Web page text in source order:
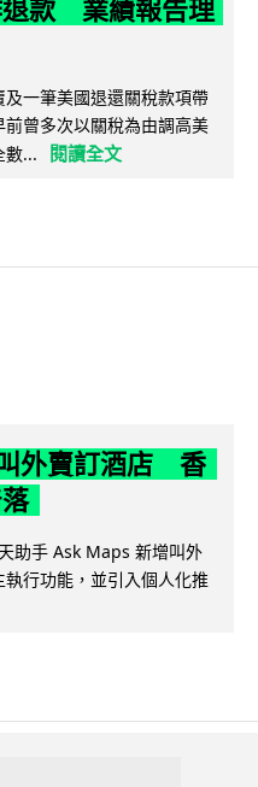
退款 業績報告理
一筆美國退還關稅款項帶
曾多次以關稅為由調高美
數...
閱讀全文
外賣訂酒店 香
助手 Ask Maps 新增叫外
行功能，並引入個人化推